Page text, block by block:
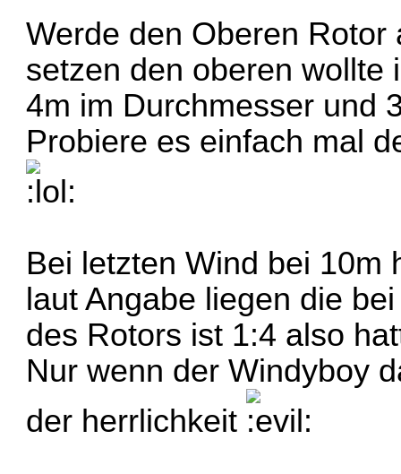
Werde den Oberen
setzen den oberen wollte
4m im Durchmesser und
Probiere es einfach mal
Bei letzten Wind bei 10m
laut Angabe liegen die
des Rotors ist 1:4 also
Nur wenn der Windyboy
der herrlichkeit